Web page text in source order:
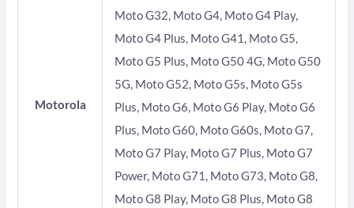
Motorola
Moto G32, Moto G4, Moto G4 Play,
Moto G4 Plus, Moto G41, Moto G5,
Moto G5 Plus, Moto G50 4G, Moto G50
5G, Moto G52, Moto G5s, Moto G5s
Plus, Moto G6, Moto G6 Play, Moto G6
Plus, Moto G60, Moto G60s, Moto G7,
Moto G7 Play, Moto G7 Plus, Moto G7
Power, Moto G71, Moto G73, Moto G8,
Moto G8 Play, Moto G8 Plus, Moto G8